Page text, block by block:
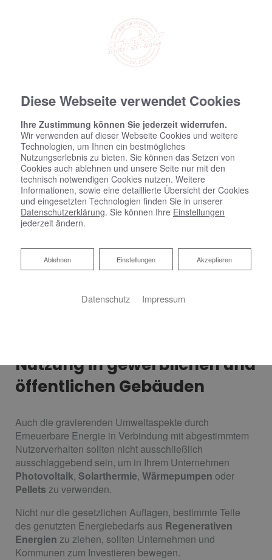
Nutzung in gewerblichen und
öffentlichen Gebäuden
Auch die gravierenden Umweltaspekte durch
Erneuerbare Energie in Verbindung mit abgestimmtem
Nutzerverhalten sollten nicht ausschließlich
ausschlaggebend sein, um in Ihrem Unternehmen
Photovoltaik, Solarthermie, Wärmepumpen oder
Pellets zu verwenden.
Nicht nur die gesetzlichen Auflagen, bestimmte Teile
des genutzten Energiebedarfs aus Regenerativen
Energien zu ziehen, sollten Unternehmen und
Kommunen zum Investieren bewegen.
Diese Webseite verwendet Cookies
Ihre Zustimmung können Sie jederzeit widerrufen.
Wir verwenden auf dieser Webseite Cookies und weitere
Technologien, um Ihnen ein bestmögliches
Nutzungserlebnis zu bieten. Sie können das Setzen von
Cookies auch ablehnen und unsere Seite nur mit den
technisch notwendigen Cookies nutzen. Weitere
Informationen, sowie eine detaillierte Übersicht der Cookies
und eingesetzten Technologien finden Sie in unserer
Datenschutzerklärung. Sie können Ihre Einstellungen
jederzeit ändern.
Akzeptieren
Einstellungen
Ablehnen
Ablehnen
Datenschutz Impressum